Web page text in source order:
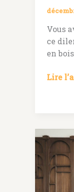
Vous
ce
en
:
choisir
une
Lire